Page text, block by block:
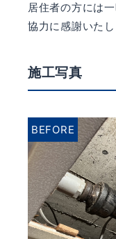
居住者の方には
協力に感謝いたし
施工写真
BEFORE